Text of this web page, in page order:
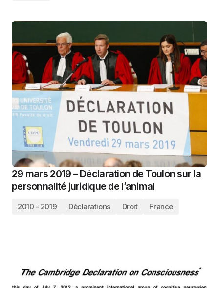
29 mars 2019 – Déclaration de Toulon sur la
personnalité juridique de l’animal
2010 - 2019 Déclarations Droit France